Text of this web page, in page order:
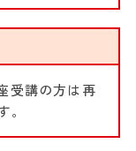
受講の方は再